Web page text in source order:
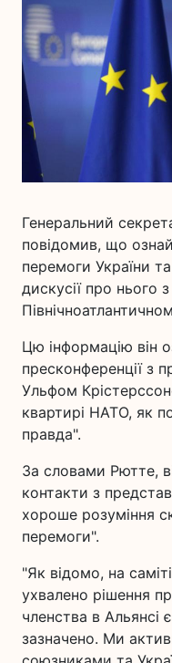
Генеральний
повідомив, що
перемоги України
дискусії про нього
Цю інформацію він
пресконференції з
Ульфом
квартирі НАТО, як
правда".
За словами Рютте,
контакти з
хороше розуміння
перемоги".
"Як відомо, на
ухвалено рішення
членства в Альянсі
зазначено. Ми